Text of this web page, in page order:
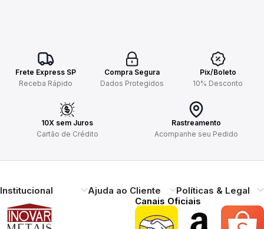
Frete Express SP
Receba Rápido
Compra Segura
Dados Protegidos
Pix/Boleto
10% Desconto
10X sem Juros
Cartão de Crédito
Rastreamento
Acompanhe seu Pedido
Institucional Ajuda ao Cliente Políticas & Legal
Canais Oficiais